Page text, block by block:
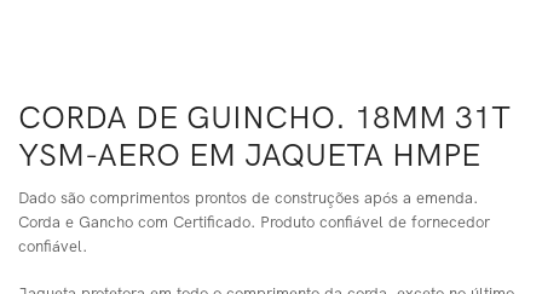
CORDA DE GUINCHO. 18MM 31T
YSM-AERO EM JAQUETA HMPE
Dado são comprimentos prontos de construções após a emenda.
Corda e Gancho com Certificado. Produto confiável de fornecedor
confiável.